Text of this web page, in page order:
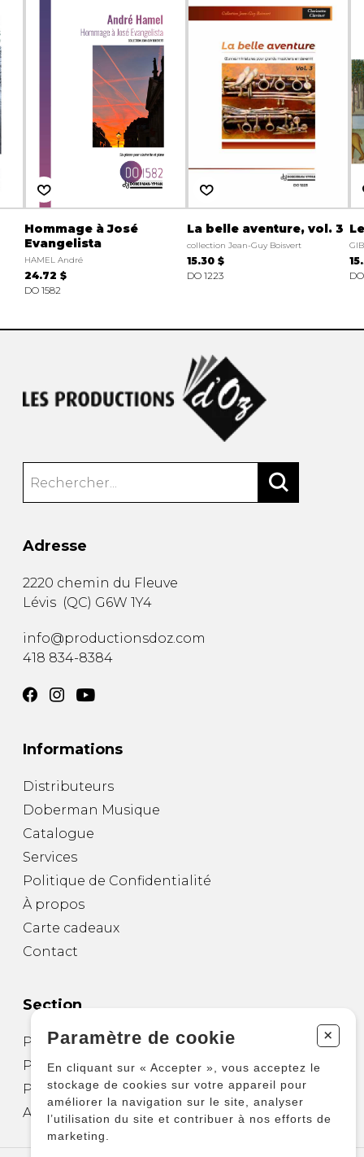
Hommage à José
Evangelista
HAMEL André
24.72 $
DO 1582
La belle aventure, vol. 3
collection Jean-Guy Boisvert
15.30 $
DO 1223
Adresse
2220 chemin du Fleuve
Lévis (QC) G6W 1Y4
info@productionsdoz.com
418 834-8384
Informations
Distributeurs
Doberman Musique
Catalogue
Services
Politique de Confidentialité
À propos
Carte cadeaux
Contact
Section
Partitions pour guitare
Partitions pour autres instruments
Partitions pour ensembles
Autres produits
Paramètre de cookie +
En cliquant sur « Accepter », vous acceptez le
stockage de cookies sur votre appareil pour
améliorer la navigation sur le site, analyser
l’utilisation du site et contribuer à nos efforts de
marketing.